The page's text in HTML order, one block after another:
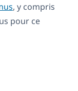
, y compris
pour ce